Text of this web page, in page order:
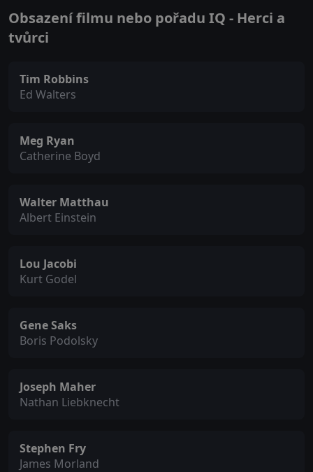
Obsazení filmu nebo pořadu IQ - Herci a
tvůrci
Tim Robbins
Ed Walters
Meg Ryan
Catherine Boyd
Walter Matthau
Albert Einstein
Lou Jacobi
Kurt Godel
Gene Saks
Boris Podolsky
Joseph Maher
Nathan Liebknecht
Stephen Fry
James Morland